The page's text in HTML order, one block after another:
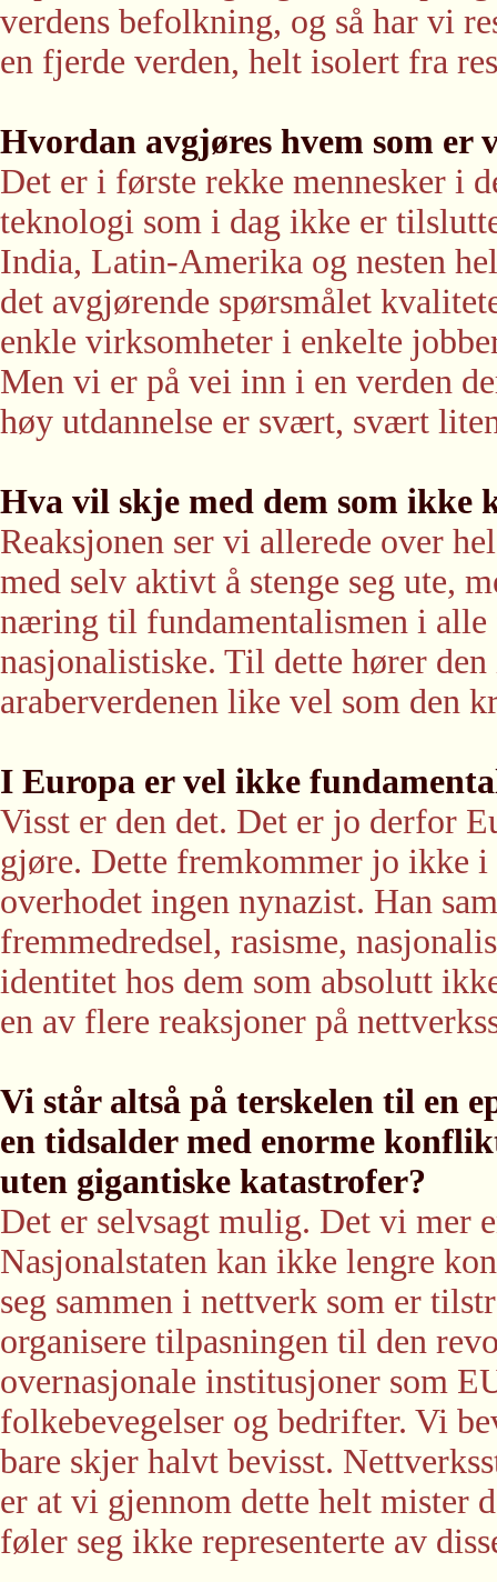
verdens befolkning, og så har vi
en fjerde verden, helt isolert fra
Hvordan avgjøres hvem som er
Det er i første rekke mennesker i
teknologi som i dag ikke er
India, Latin-Amerika og nesten
det avgjørende spørsmålet
enkle virksomheter i enkelte
Men vi er på vei inn i en verden
høy utdannelse er svært, svært
Hva vil skje med dem som ikke
Reaksjonen ser vi allerede over
med selv aktivt å stenge seg ute,
næring til fundamentalismen i
nasjonalistiske. Til dette hører
araberverdenen like vel som den
I Europa er vel ikke
Visst er den det. Det er jo derfor
gjøre. Dette fremkommer jo ikke i
overhodet ingen nynazist. Han
fremmedredsel, rasisme,
identitet hos dem som absolutt
en av flere reaksjoner på
Vi står altså på terskelen til en
en tidsalder med enorme
uten gigantiske katastrofer?
Det er selvsagt mulig. Det vi mer
Nasjonalstaten kan ikke lengre
seg sammen i nettverk som er
organisere tilpasningen til den
overnasjonale institusjoner som
folkebevegelser og bedrifter. Vi
bare skjer halvt bevisst.
er at vi gjennom dette helt mister
føler seg ikke representerte av